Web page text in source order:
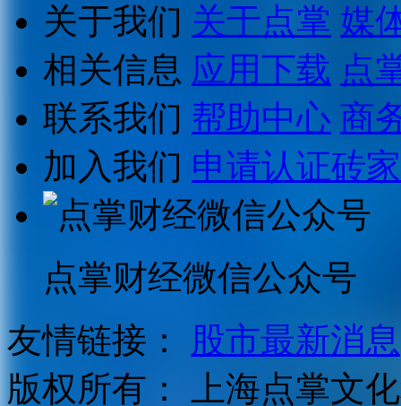
关于我们 关于点掌 媒
相关信息 应用下载 点
联系我们 帮助中心 商
加入我们 申请认证砖家
点掌财经微信公众号
友情链接：
股市最新消息
版权所有：
上海点掌文